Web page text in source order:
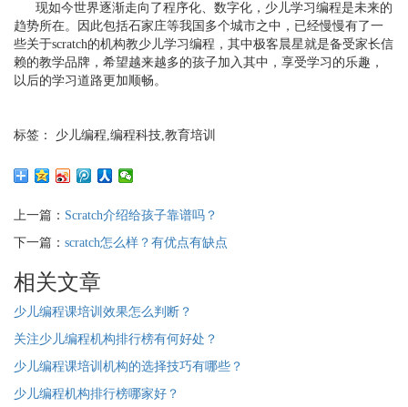
现如今世界逐渐走向了程序化、数字化，少儿学习编程是未来的
趋势所在。因此包括石家庄等我国多个城市之中，已经慢慢有了一
些关于scratch的机构教少儿学习编程，其中极客晨星就是备受家长信
赖的教学品牌，希望越来越多的孩子加入其中，享受学习的乐趣，
以后的学习道路更加顺畅。
标签： 少儿编程,编程科技,教育培训
上一篇： Scratch介绍给孩子靠谱吗？
下一篇： scratch怎么样？有优点有缺点
相关文章
少儿编程课培训效果怎么判断？
关注少儿编程机构排行榜有何好处？
少儿编程课培训机构的选择技巧有哪些？
少儿编程机构排行榜哪家好？